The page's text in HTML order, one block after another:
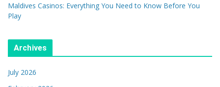
Maldives Casinos: Everything You Need to Know Before You
Play
Archives
July 2026